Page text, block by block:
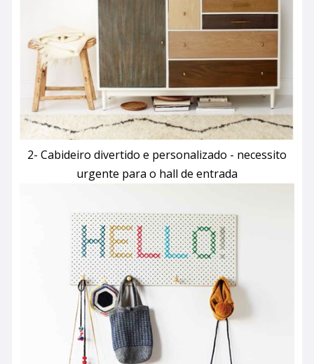
2- Cabideiro divertido e personalizado - necessito
urgente para o hall de entrada